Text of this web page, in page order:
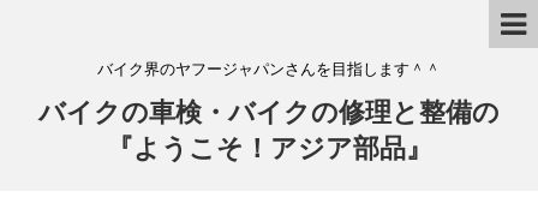
バイク界のヤフージャパンさんを目指します＾＾
バイクの車検・バイクの修理と整備の
『ようこそ！アジア部品』